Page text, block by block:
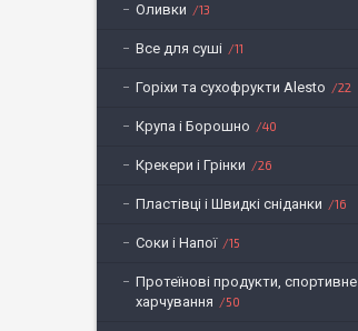
Оливки 13
Все для суші 11
Горіхи та сухофрукти Alesto 22
Крупа і Борошно 40
Крекери і Грінки 26
Пластівці і Швидкі сніданки 16
Соки і Напої 15
Протеїнові продукти, спортивне
харчування
50